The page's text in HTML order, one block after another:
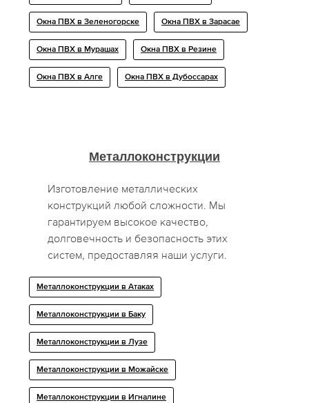
Окна ПВХ в Зеленогорске Окна ПВХ в Зарасае
Окна ПВХ в Мурашах Окна ПВХ в Резине
Окна ПВХ в Алге Окна ПВХ в Дубоссарах
Металлоконструкции
Изготовление металлических
конструкций любой сложности. Мы
гарантируем высокое качество,
долговечность и безопасность этих
систем, предоставляя наши услуги.
Металлоконструкции в Атаках
Металлоконструкции в Баку
Металлоконструкции в Лузе
Металлоконструкции в Можайске
Металлоконструкции в Игналине